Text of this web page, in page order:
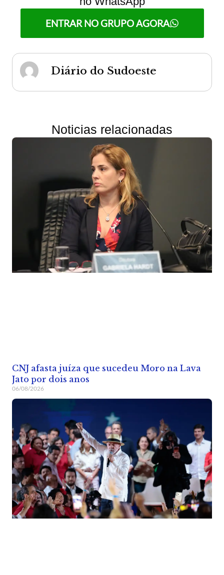
ENTRAR NO GRUPO AGORA
Diário do Sudoeste
Noticias relacionadas
CNJ afasta juíza que sucedeu Moro na Lava
Jato por dois anos
06/08/2026